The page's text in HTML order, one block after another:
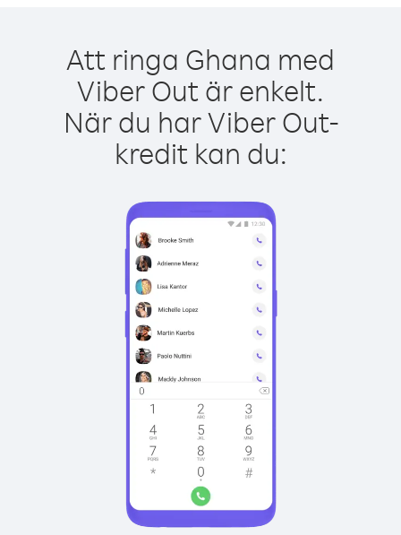
Att ringa Ghana med
Viber Out är enkelt.
När du har Viber Out-
kredit kan du: